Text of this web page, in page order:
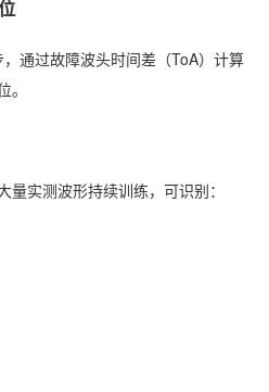
通过故障波头时间差（ToA）计算
实测波形持续训练，可识别：